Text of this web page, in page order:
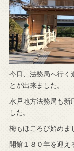
今日、法務局へ行く
とが出来ました。
水戸地方法務局も新
した。
梅もほころび始めま
開館１８０年を迎え